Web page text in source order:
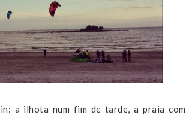
a ilhota num fim de tarde, a praia